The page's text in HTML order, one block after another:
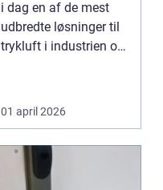
i dag en af de mest
udbredte løsninger til
trykluft i industrien og
01 april 2026